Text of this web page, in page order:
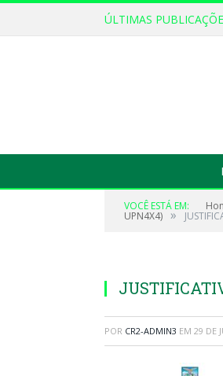
ÚLTIMAS
VOCÊ ESTÁ EM:
UPN4X4) »
POR CR2-ADMIN3 EM 29 DE